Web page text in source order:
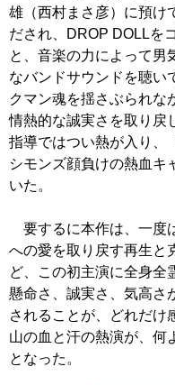
雄（西村まさ彦）に預け
だされ、DROP DOLLを
と、音楽の力によって男
なバンドサウンドを聴い
クマン魂を揺さぶられな
情熱的な誠実さを取り戻
指導ではつい熱が入り、
シモンズ顔負けの熱血キ
いた。
要するに本作は、一度
への愛を取り戻す再生と
ど、この初主演に全身全
懸命さ、誠実さ、気高さ
されることが、どれだけ
山の血と汗の熱演が、何
となった。